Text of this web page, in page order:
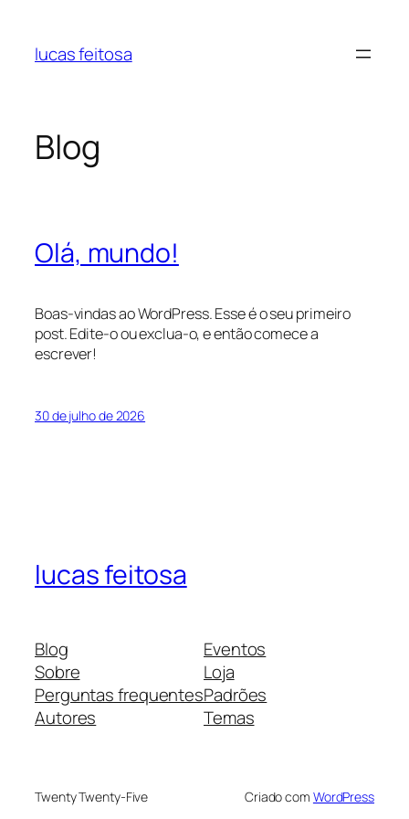
lucas feitosa
Blog
Olá, mundo!
Boas-vindas ao WordPress. Esse é o seu primeiro
post. Edite-o ou exclua-o, e então comece a
escrever!
30 de julho de 2026
lucas feitosa
Blog
Sobre
Perguntas frequentes
Autores
Eventos
Loja
Padrões
Temas
Twenty Twenty-Five Criado com WordPress